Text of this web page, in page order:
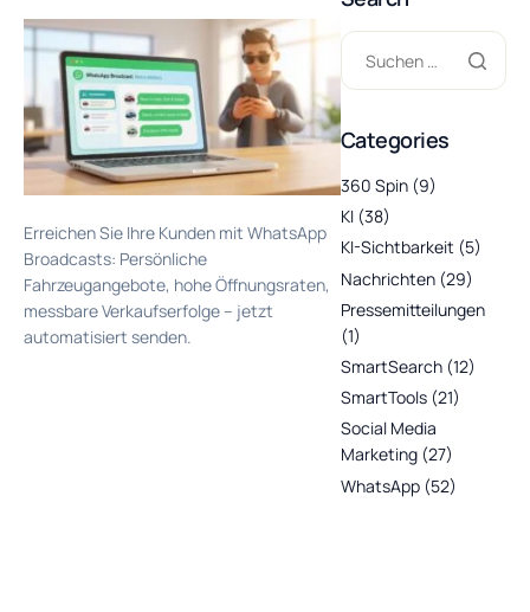
Erreichen Sie Ihre Kunden mit WhatsApp
Broadcasts: Persönliche
Fahrzeugangebote, hohe Öffnungsraten,
messbare Verkaufserfolge – jetzt
automatisiert senden.
Categories
360 Spin(9)
KI(38)
KI-Sichtbarkeit (5)
Nachrichten(29)
Pressemitteilungen
(1)
SmartSearch(12)
SmartTools(21)
Social Media
Marketing(27)
WhatsApp(52)